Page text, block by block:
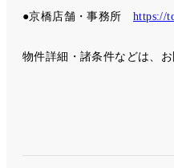
●京橋店舗・事務所 https://
物件詳細・諸条件などは、お